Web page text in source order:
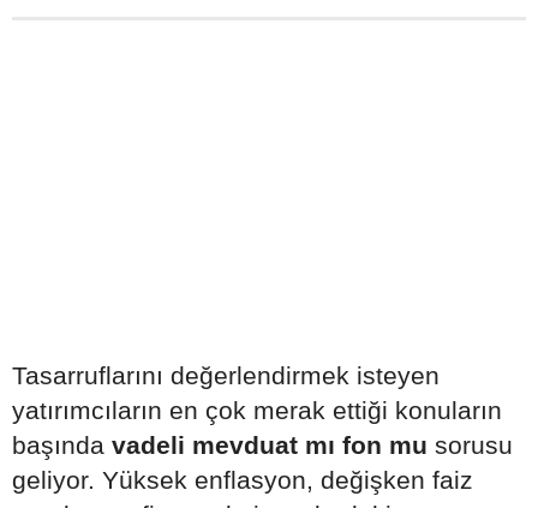
Tasarruflarını değerlendirmek isteyen
yatırımcıların en çok merak ettiği konuların
başında vadeli mevduat mı fon mu sorusu
geliyor. Yüksek enflasyon, değişken faiz